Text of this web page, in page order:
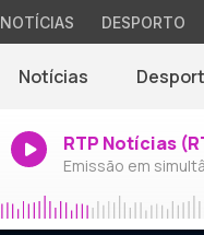
NOTÍCIAS DESPORTO
Notícias
RTP Notícias
Emissão em